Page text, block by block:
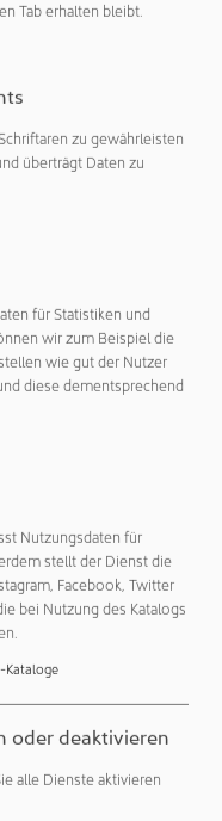
viele ehemalige
Hand stieß die
der Belegschaft auf
Standort Leverkusen
Anbauten soll sich
somit die gesamte
Tab erhalten bleibt.
zu gewährleisten
überträgt Daten zu
für Statistiken und
wir zum Beispiel die
wie gut der Nutzer
diese dementsprechend
Nutzungsdaten für
stellt der Dienst die
Facebook, Twitter
bei Nutzung des Katalogs
Kataloge
oder deaktivieren
alle Dienste aktivieren